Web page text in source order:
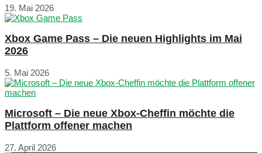
19. Mai 2026
Xbox Game Pass – Die neuen Highlights im Mai
2026
5. Mai 2026
Microsoft – Die neue Xbox-Cheffin möchte die
Plattform offener machen
27. April 2026